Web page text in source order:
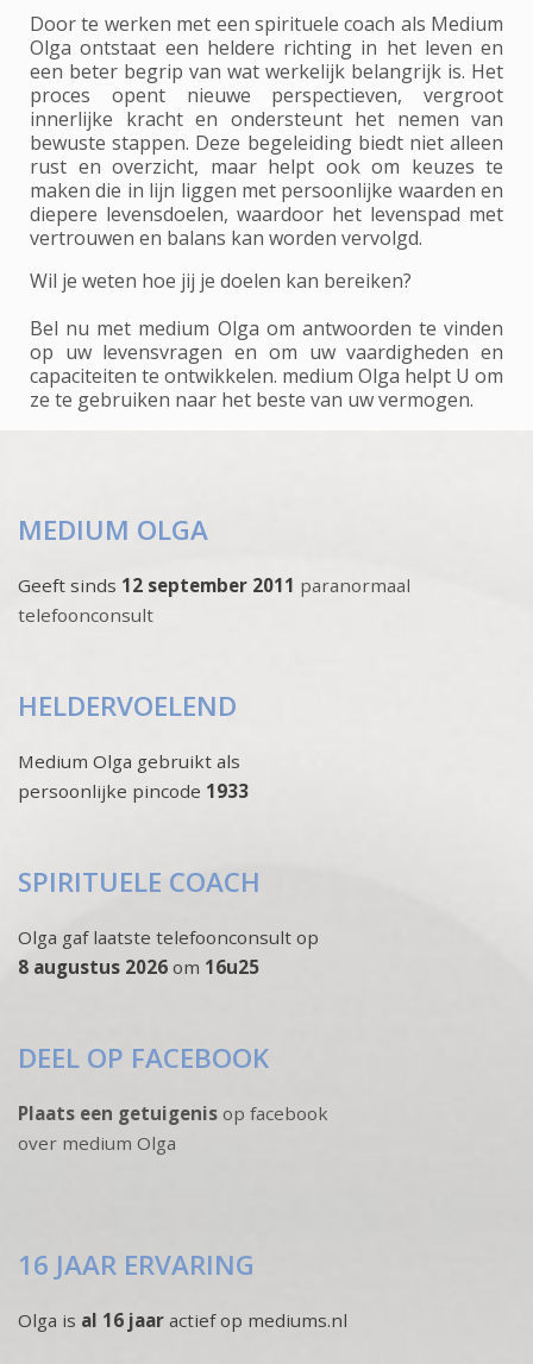
Door te werken met een spirituele coach als Medium
Olga ontstaat een heldere richting in het leven en
een beter begrip van wat werkelijk belangrijk is. Het
proces opent nieuwe perspectieven, vergroot
innerlijke kracht en ondersteunt het nemen van
bewuste stappen. Deze begeleiding biedt niet alleen
rust en overzicht, maar helpt ook om keuzes te
maken die in lijn liggen met persoonlijke waarden en
diepere levensdoelen, waardoor het levenspad met
vertrouwen en balans kan worden vervolgd.
Wil je weten hoe jij je doelen kan bereiken?
Bel nu met medium Olga om antwoorden te vinden
op uw levensvragen en om uw vaardigheden en
capaciteiten te ontwikkelen. medium Olga helpt U om
ze te gebruiken naar het beste van uw vermogen.
MEDIUM OLGA
Geeft sinds 12 september 2011 paranormaal
telefoonconsult
HELDERVOELEND
Medium Olga gebruikt als
persoonlijke pincode 1933
SPIRITUELE COACH
Olga gaf laatste telefoonconsult op
8 augustus 2026 om 16u25
DEEL OP FACEBOOK
Plaats een getuigenis op facebook
over medium Olga
16 JAAR ERVARING
Olga is al 16 jaar actief op mediums.nl